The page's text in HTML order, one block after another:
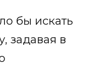
бы искать
задавая в